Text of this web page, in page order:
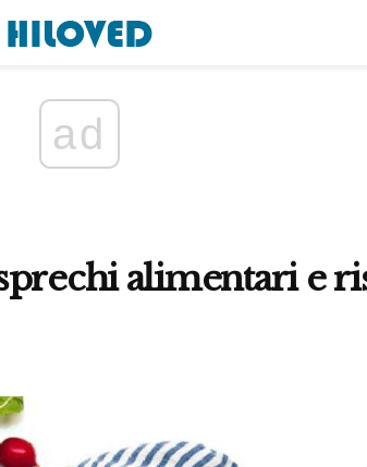
ad
alimentari e